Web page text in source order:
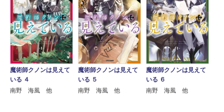
魔術師クノンは見えて
いる ４
南野 海風 他
魔術師クノンは見えて
いる ５
南野 海風 他
魔術師クノンは見えて
いる ６
南野 海風 他